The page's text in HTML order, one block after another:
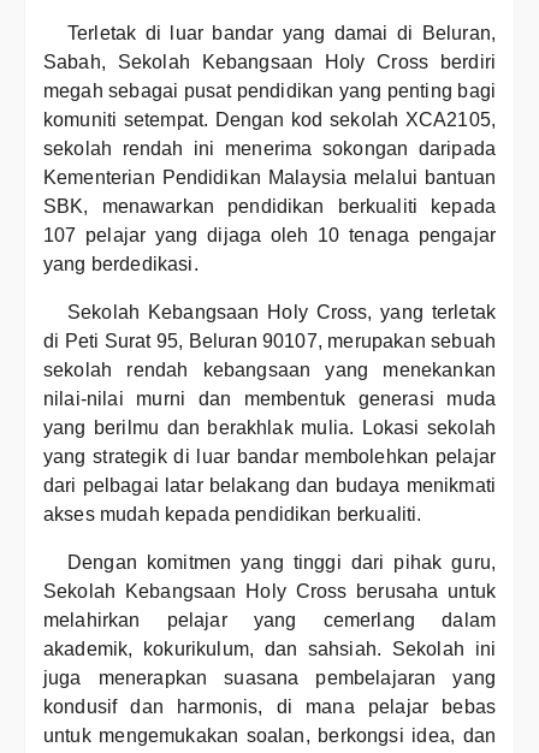
Terletak di luar bandar yang damai di Beluran,
Sabah, Sekolah Kebangsaan Holy Cross berdiri
megah sebagai pusat pendidikan yang penting bagi
komuniti setempat. Dengan kod sekolah XCA2105,
sekolah rendah ini menerima sokongan daripada
Kementerian Pendidikan Malaysia melalui bantuan
SBK, menawarkan pendidikan berkualiti kepada
107 pelajar yang dijaga oleh 10 tenaga pengajar
yang berdedikasi.
Sekolah Kebangsaan Holy Cross, yang terletak
di Peti Surat 95, Beluran 90107, merupakan sebuah
sekolah rendah kebangsaan yang menekankan
nilai-nilai murni dan membentuk generasi muda
yang berilmu dan berakhlak mulia. Lokasi sekolah
yang strategik di luar bandar membolehkan pelajar
dari pelbagai latar belakang dan budaya menikmati
akses mudah kepada pendidikan berkualiti.
Dengan komitmen yang tinggi dari pihak guru,
Sekolah Kebangsaan Holy Cross berusaha untuk
melahirkan pelajar yang cemerlang dalam
akademik, kokurikulum, dan sahsiah. Sekolah ini
juga menerapkan suasana pembelajaran yang
kondusif dan harmonis, di mana pelajar bebas
untuk mengemukakan soalan, berkongsi idea, dan